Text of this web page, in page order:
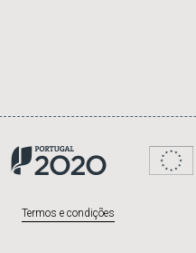
Termos e condições